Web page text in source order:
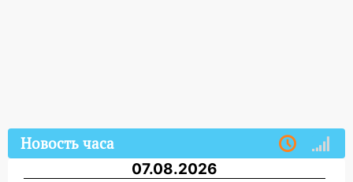
Новость часа
07.08.2026